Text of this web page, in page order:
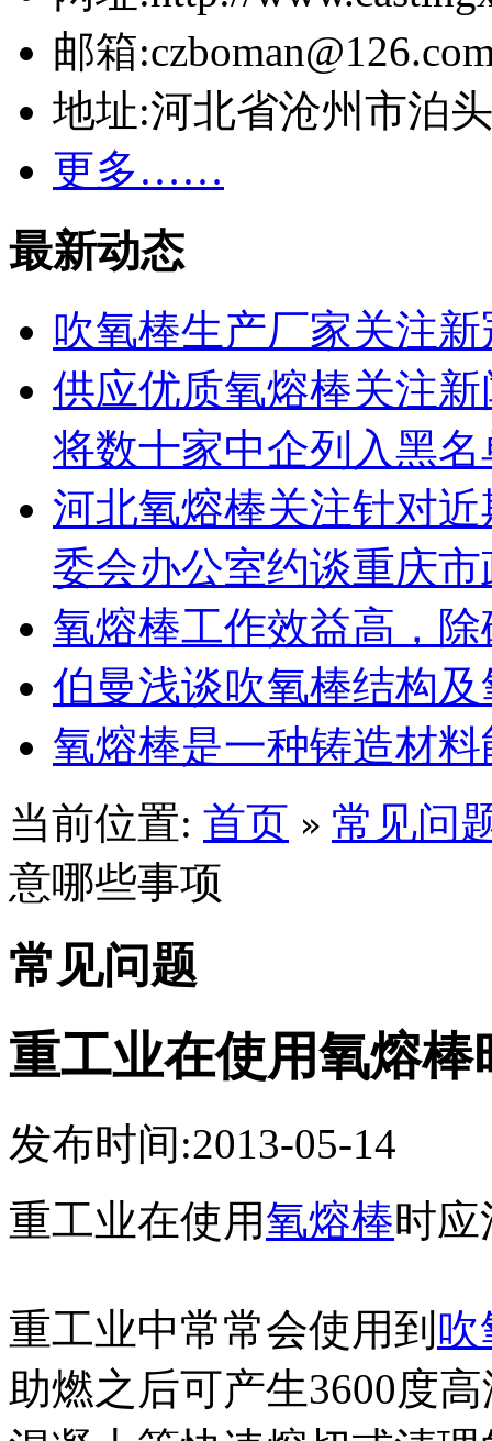
邮箱
地址:河北省沧州市泊
更多……
最新动态
吹氧棒生产厂家关注
供应优质氧熔棒关注
将数十家中企列入黑
河北氧熔棒关注针对
委会办公室约谈重庆市
氧熔棒工作效益高，
伯曼浅谈吹氧棒结构
氧熔棒是一种铸造材
当前位置: 首页 » 常见问
意哪些事项
常见问题
重工业在使用氧熔
发布时间:2013-05-14
重工业在使用氧熔棒时
重工业中常常会使用到 吹
助燃之后可产生3600度